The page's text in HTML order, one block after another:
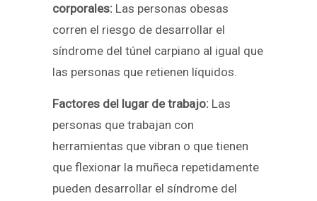
corporales: Las personas obesas
corren el riesgo de desarrollar el
síndrome del túnel carpiano al igual que
las personas que retienen líquidos.
Factores del lugar de trabajo: Las
personas que trabajan con
herramientas que vibran o que tienen
que flexionar la muñeca repetidamente
pueden desarrollar el síndrome del